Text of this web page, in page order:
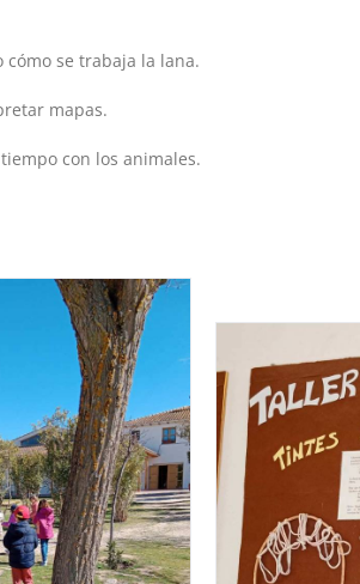
se trabaja la lana.
mapas.
con los animales.